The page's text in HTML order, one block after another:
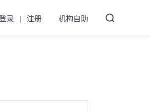
录 | 注册 机构自助